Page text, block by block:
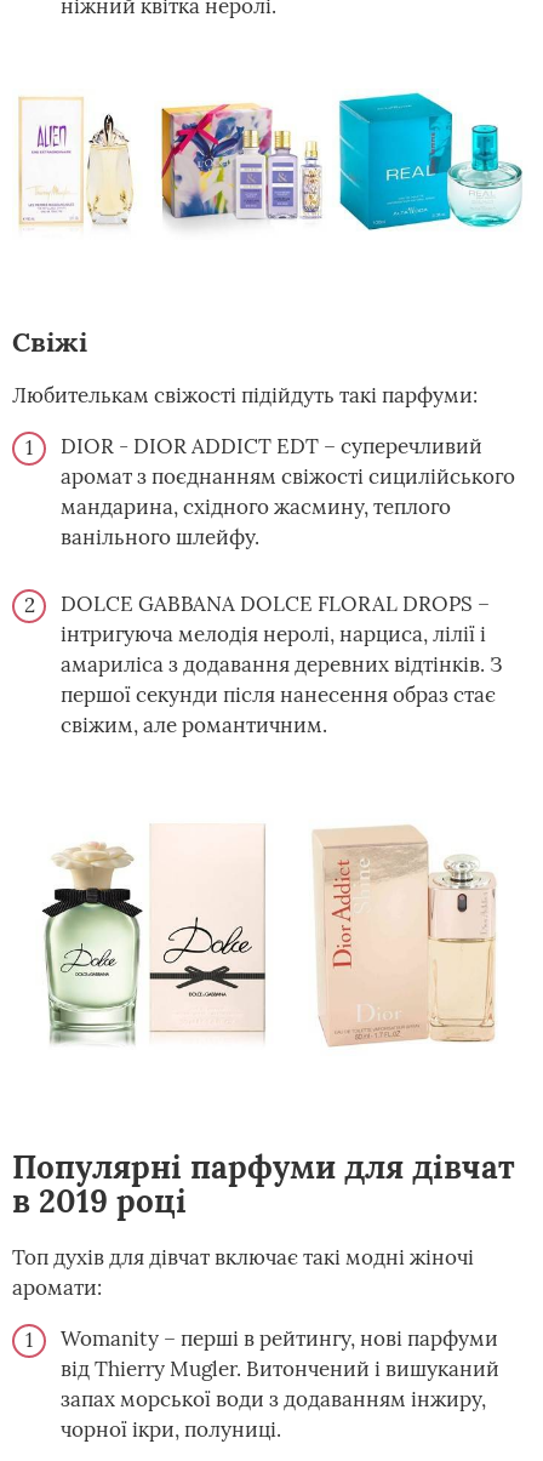
ніжний квітка неролі.
Свіжі
Любителькам свіжості підійдуть такі парфуми:
DIOR - DIOR ADDICT EDT – суперечливий
аромат з поєднанням свіжості сицилійського
мандарина, східного жасмину, теплого
ванільного шлейфу.
DOLCE GABBANA DOLCE FLORAL DROPS –
інтригуюча мелодія неролі, нарциса, лілії і
амариліса з додавання деревних відтінків. З
першої секунди після нанесення образ стає
свіжим, але романтичним.
Популярні парфуми для дівчат
в 2019 році
Топ духів для дівчат включає такі модні жіночі
аромати:
Womanity – перші в рейтингу, нові парфуми
від Thierry Mugler. Витончений і вишуканий
запах морської води з додаванням інжиру,
чорної ікри, полуниці.